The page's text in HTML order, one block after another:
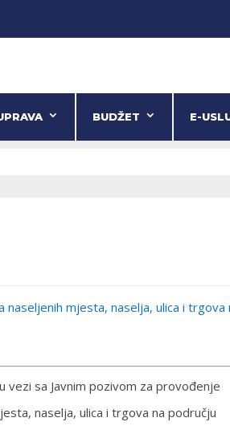
BUDŽET E-
naseljenih mjesta, naselja, ulica i trgova
vezi sa Javnim pozivom za provođenje
naselja, ulica i trgova na području